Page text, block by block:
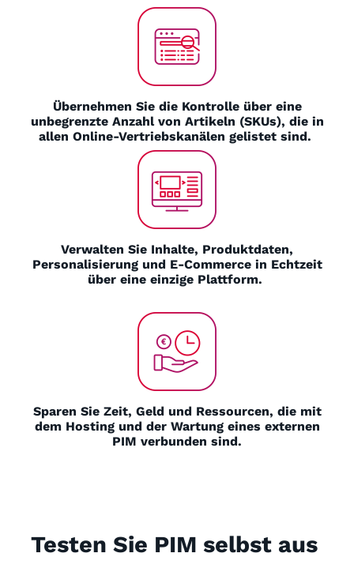
Übernehmen Sie die Kontrolle über eine
unbegrenzte Anzahl von Artikeln (SKUs), die in
allen Online-Vertriebskanälen gelistet sind.
Verwalten Sie Inhalte, Produktdaten,
Personalisierung und E-Commerce in Echtzeit
über eine einzige Plattform.
Sparen Sie Zeit, Geld und Ressourcen, die mit
dem Hosting und der Wartung eines externen
PIM verbunden sind.
Testen Sie PIM selbst aus